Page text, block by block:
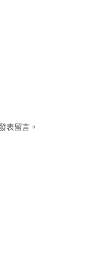
表留言。